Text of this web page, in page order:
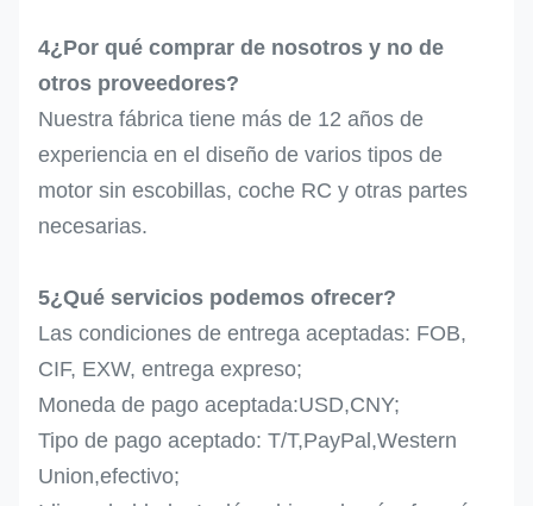
4¿Por qué comprar de nosotros y no de
otros proveedores?
Nuestra fábrica tiene más de 12 años de
experiencia en el diseño de varios tipos de
motor sin escobillas, coche RC y otras partes
necesarias.
5¿Qué servicios podemos ofrecer?
Las condiciones de entrega aceptadas: FOB,
CIF, EXW, entrega expreso;
Moneda de pago aceptada:USD,CNY;
Tipo de pago aceptado: T/T,PayPal,Western
Union,efectivo;